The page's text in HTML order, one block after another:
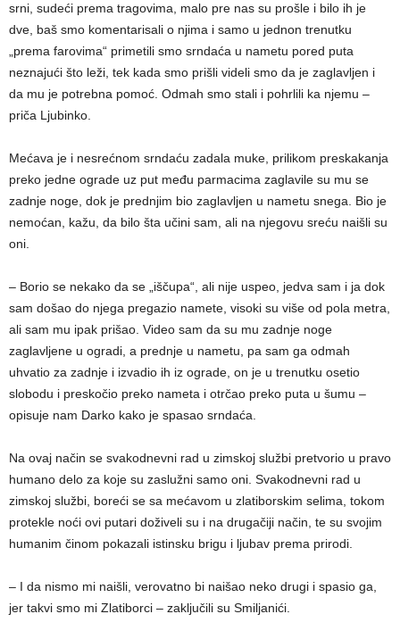
srni, sudeći prema tragovima, malo pre nas su prošle i bilo ih je
dve, baš smo komentarisali o njima i samo u jednon trenutku
„prema farovima“ primetili smo srndaća u nametu pored puta
neznajući što leži, tek kada smo prišli videli smo da je zaglavljen i
da mu je potrebna pomoć. Odmah smo stali i pohrlili ka njemu –
priča Ljubinko.
Mećava je i nesrećnom srndaću zadala muke, prilikom preskakanja
preko jedne ograde uz put među parmacima zaglavile su mu se
zadnje noge, dok je prednjim bio zaglavljen u nametu snega. Bio je
nemoćan, kažu, da bilo šta učini sam, ali na njegovu sreću naišli su
oni.
– Borio se nekako da se „iščupa“, ali nije uspeo, jedva sam i ja dok
sam došao do njega pregazio namete, visoki su više od pola metra,
ali sam mu ipak prišao. Video sam da su mu zadnje noge
zaglavljene u ogradi, a prednje u nametu, pa sam ga odmah
uhvatio za zadnje i izvadio ih iz ograde, on je u trenutku osetio
slobodu i preskočio preko nameta i otrčao preko puta u šumu –
opisuje nam Darko kako je spasao srndaća.
Na ovaj način se svakodnevni rad u zimskoj službi pretvorio u pravo
humano delo za koje su zaslužni samo oni. Svakodnevni rad u
zimskoj službi, boreći se sa mećavom u zlatiborskim selima, tokom
protekle noći ovi putari doživeli su i na drugačiji način, te su svojim
humanim činom pokazali istinsku brigu i ljubav prema prirodi.
– I da nismo mi naišli, verovatno bi naišao neko drugi i spasio ga,
jer takvi smo mi Zlatiborci – zaključili su Smiljanići.